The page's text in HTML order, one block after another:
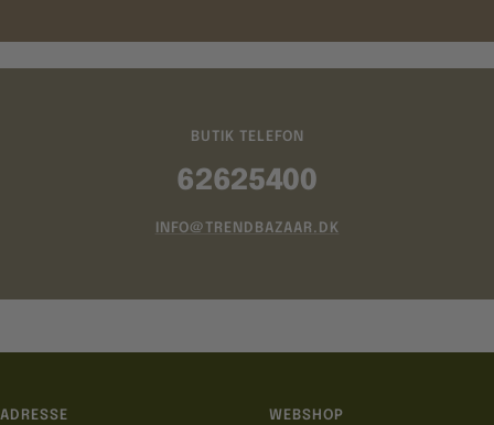
BUTIK TELEFON
62625400
INFO@TRENDBAZAAR.DK
ADRESSE WEBSHOP